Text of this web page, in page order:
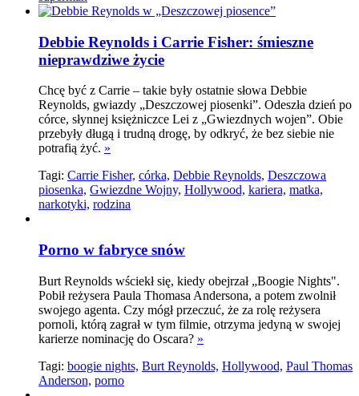
Debbie Reynolds i Carrie Fisher: śmieszne
nieprawdziwe życie
Chcę być z Carrie – takie były ostatnie słowa Debbie
Reynolds, gwiazdy „Deszczowej piosenki”. Odeszła dzień po
córce, słynnej księżniczce Lei z „Gwiezdnych wojen”. Obie
przebyły długą i trudną drogę, by odkryć, że bez siebie nie
potrafią żyć. »
Tagi: Carrie Fisher, córka, Debbie Reynolds, Deszczowa
piosenka, Gwiezdne Wojny, Hollywood, kariera, matka,
narkotyki, rodzina
Porno w fabryce snów
Burt Reynolds wściekł się, kiedy obejrzał „Boogie Nights".
Pobił reżysera Paula Thomasa Andersona, a potem zwolnił
swojego agenta. Czy mógł przeczuć, że za rolę reżysera
pornoli, którą zagrał w tym filmie, otrzyma jedyną w swojej
karierze nominację do Oscara? »
Tagi: boogie nights, Burt Reynolds, Hollywood, Paul Thomas
Anderson, porno